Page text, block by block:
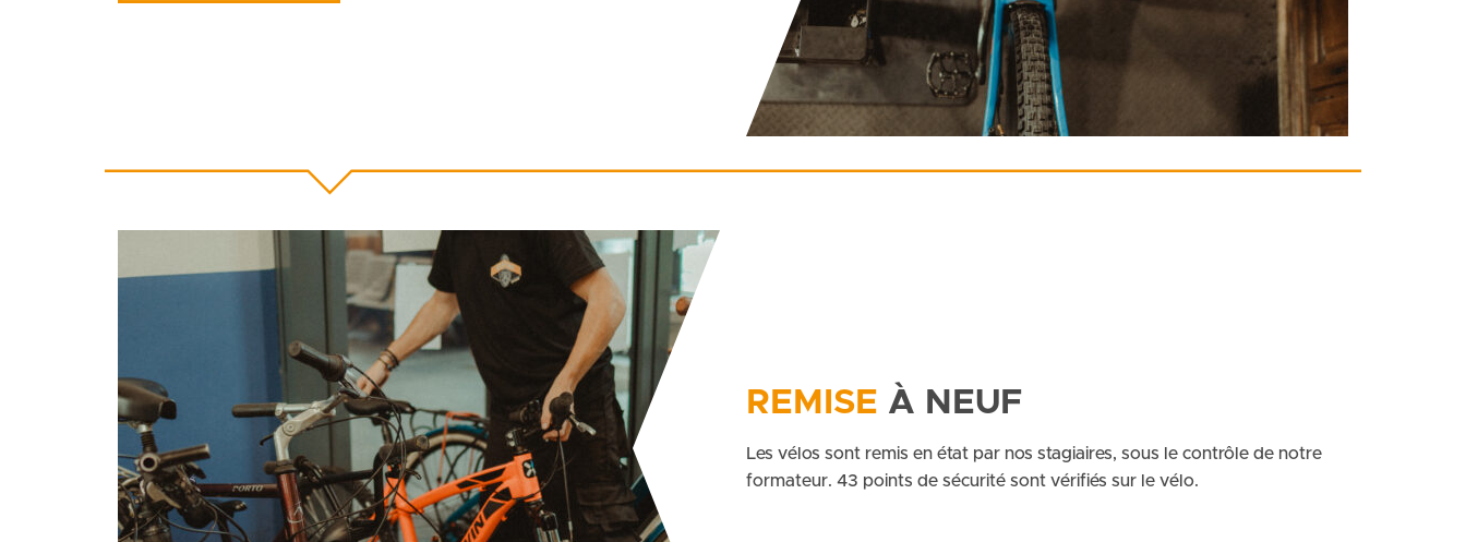
REMISE À NEUF
Les vélos sont remis en état par nos stagiaires, sous le contrôle de notre
formateur. 43 points de sécurité sont vérifiés sur le vélo.